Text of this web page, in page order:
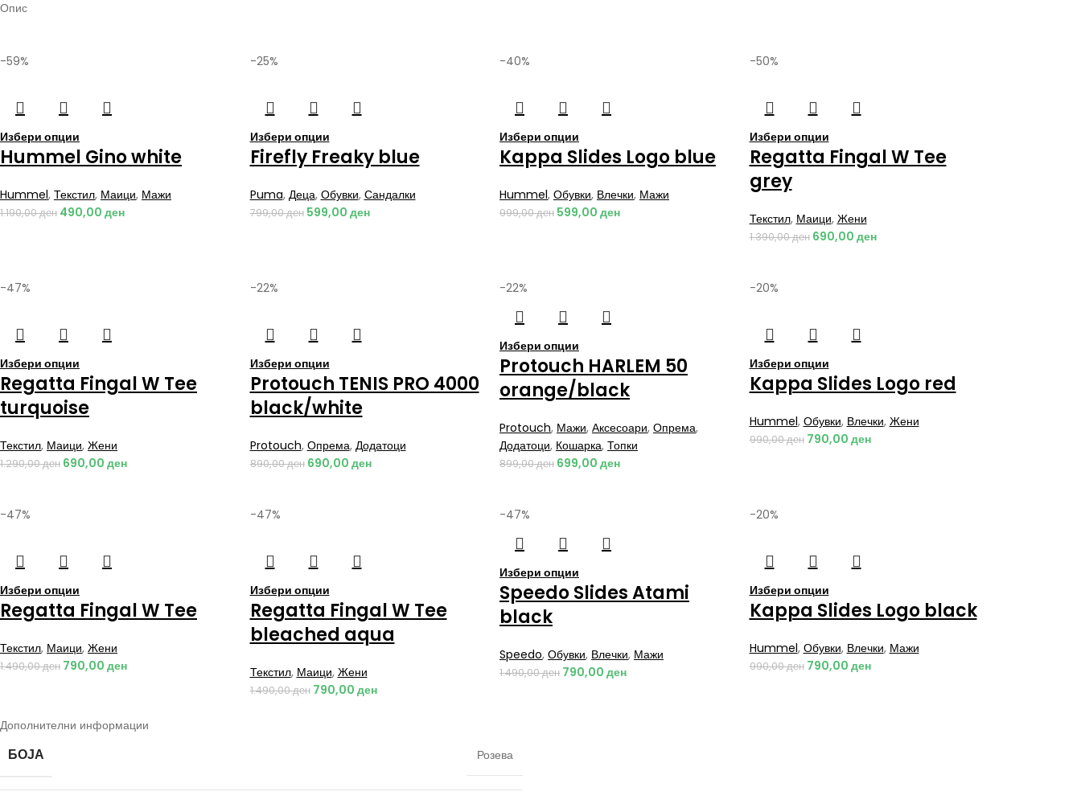
Опис
-59%
Избери опции
Hummel Gino white
Hummel, Текстил, Маици, Мажи
1.190,00ден 490,00 ден
-25%
Избери опции
Firefly Freaky blue
Puma, Деца, Обувки, Сандалки
799,00ден 599,00 ден
-40%
Избери опции
Kappa Slides Logo blue
Hummel, Обувки, Влечки, Мажи
999,00ден 599,00 ден
-50%
Избери опции
Regatta Fingal W Tee
grey
Текстил, Маици, Жени
1.390,00ден 690,00 ден
-47%
Избери опции
Regatta Fingal W Tee
turquoise
Текстил, Маици, Жени
1.290,00ден 690,00 ден
-22%
Избери опции
Protouch TENIS PRO 4000
black/white
Protouch, Опрема, Додатоци
890,00ден 690,00 ден
-22%
Избери опции
Protouch HARLEM 50
orange/black
Protouch, Мажи, Аксесоари, Опрема,
Додатоци, Кошарка, Топки
899,00ден 699,00 ден
-20%
Избери опции
Kappa Slides Logo red
Hummel, Обувки, Влечки, Жени
990,00ден 790,00 ден
-47%
Избери опции
Regatta Fingal W Tee
Текстил, Маици, Жени
1.490,00ден 790,00 ден
-47%
Избери опции
Regatta Fingal W Tee
bleached aqua
Текстил, Маици, Жени
1.490,00ден 790,00 ден
-47%
Избери опции
Speedo Slides Atami
black
Speedo, Обувки, Влечки, Мажи
1.490,00ден 790,00 ден
-20%
Избери опции
Kappa Slides Logo black
Hummel, Обувки, Влечки, Мажи
990,00ден 790,00 ден
Дополнителни информации
БОЈА Розева